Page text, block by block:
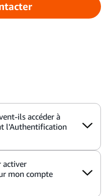
ils accéder à
l'Authentification
activer
mon compte